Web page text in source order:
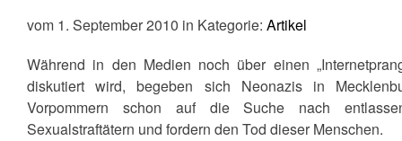
vom 1. September 2010 in Kategorie: Artikel
Während in den Medien noch über einen
diskutiert wird, begeben sich Neonazis in
Vorpommern schon auf die Suche nach
Sexualstraftätern und fordern den Tod dieser Menschen.